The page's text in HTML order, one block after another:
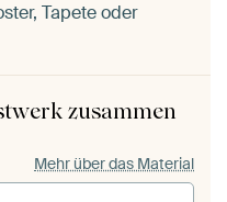
Tapete oder
zusammen
Mehr über das Material